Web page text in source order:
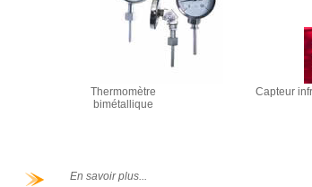
Thermomètre
Capteur
bimétallique
En savoir plus...